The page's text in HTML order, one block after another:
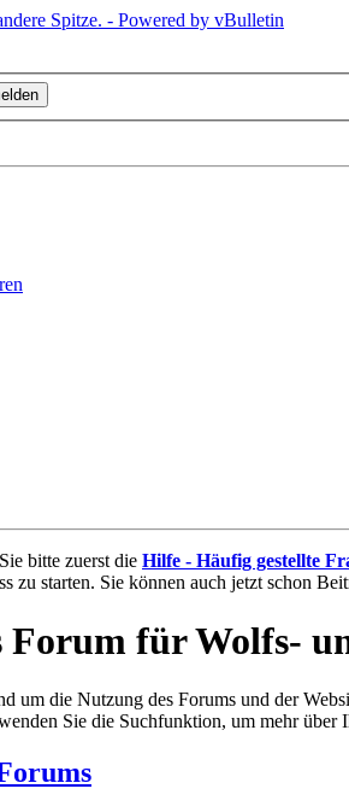
bitte zuerst die Hilfe - Häufig gestellte
zu starten. Sie können auch jetzt schon
für Wolfs-
um die Nutzung des Forums und der
Sie die Suchfunktion, um mehr über